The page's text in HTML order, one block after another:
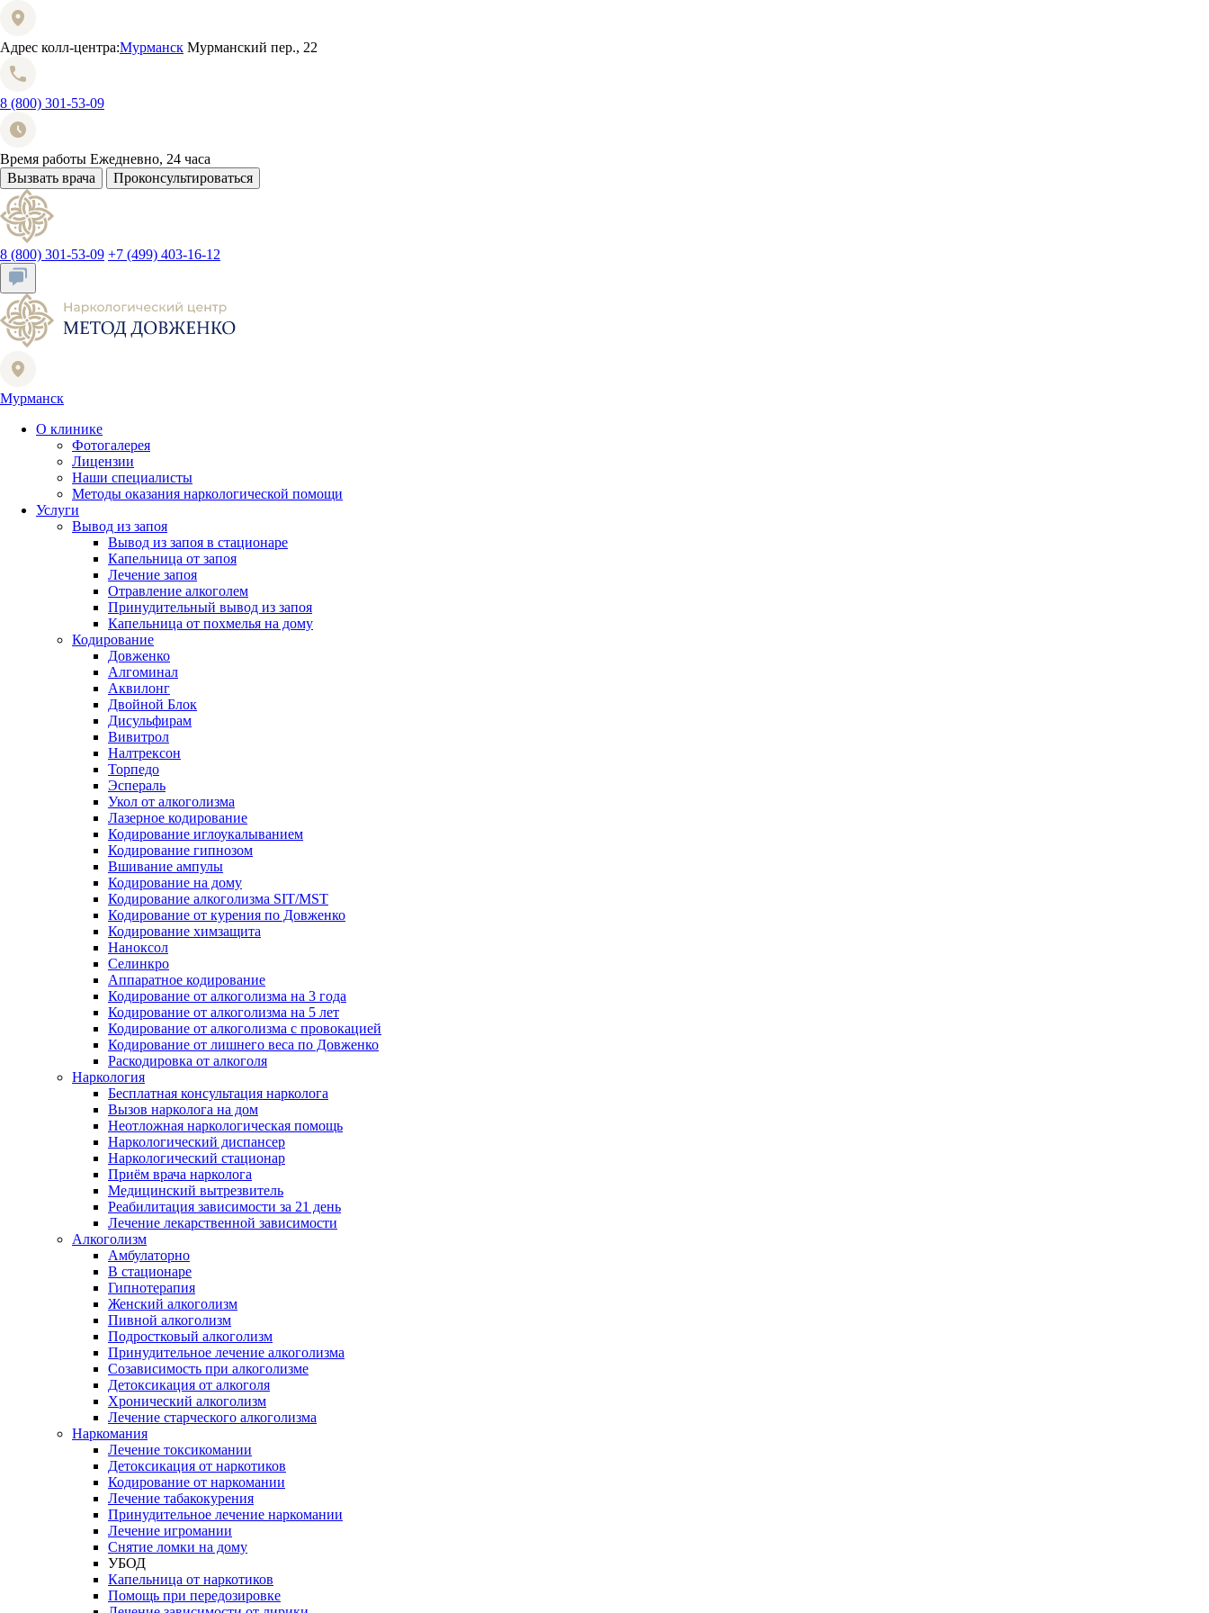
Адрес колл-центра:Мурманск Мурманский пер., 22
8 (800) 301-53-09
Время работы Ежедневно, 24 часа
Вызвать врача
Проконсультироваться
8 (800) 301-53-09 +7 (499) 403-16-12
Мурманск
О клинике
Фотогалерея
Лицензии
Наши специалисты
Методы оказания наркологической помощи
Услуги
Вывод из запоя
Вывод из запоя в стационаре
Капельница от запоя
Лечение запоя
Отравление алкоголем
Принудительный вывод из запоя
Капельница от похмелья на дому
Кодирование
Довженко
Алгоминал
Аквилонг
Двойной Блок
Дисульфирам
Вивитрол
Налтрексон
Торпедо
Эспераль
Укол от алкоголизма
Лазерное кодирование
Кодирование иглоукалыванием
Кодирование гипнозом
Вшивание ампулы
Кодирование на дому
Кодирование алкоголизма SIT/MST
Кодирование от курения по Довженко
Кодирование химзащита
Наноксол
Селинкро
Аппаратное кодирование
Кодирование от алкоголизма на 3 года
Кодирование от алкоголизма на 5 лет
Кодирование от алкоголизма с провокацией
Кодирование от лишнего веса по Довженко
Раскодировка от алкоголя
Наркология
Бесплатная консультация нарколога
Вызов нарколога на дом
Неотложная наркологическая помощь
Наркологический диспансер
Наркологический стационар
Приём врача нарколога
Медицинский вытрезвитель
Реабилитация зависимости за 21 день
Лечение лекарственной зависимости
Алкоголизм
Амбулаторно
В стационаре
Гипнотерапия
Женский алкоголизм
Пивной алкоголизм
Подростковый алкоголизм
Принудительное лечение алкоголизма
Созависимость при алкоголизме
Детоксикация от алкоголя
Хронический алкоголизм
Лечение старческого алкоголизма
Наркомания
Лечение токсикомании
Детоксикация от наркотиков
Кодирование от наркомании
Лечение табакокурения
Принудительное лечение наркомании
Лечение игромании
Снятие ломки на дому
УБОД
Капельница от наркотиков
Помощь при передозировке